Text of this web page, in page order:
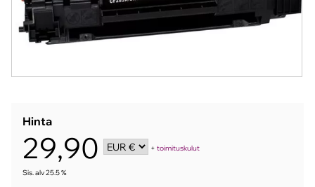
Hinta
29,90 +toimituskulut
Sis. alv 25.5 %